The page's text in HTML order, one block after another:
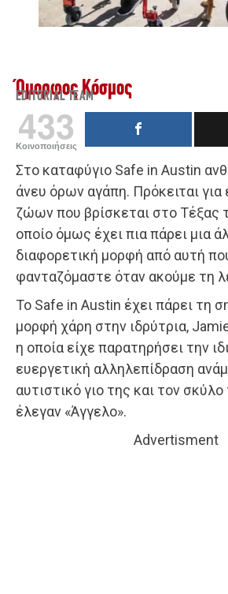
Όμορφος Κόσμος
EDITORIAL TEAM
433
Κοινοποιήσεις
Στο καταφύγιο Safe in Austin
άνευ όρων αγάπη. Πρόκειται για
ζώων που βρίσκεται στο Τέξας
οποίο όμως έχει πια πάρει μια
διαφορετική μορφή από αυτή
φανταζόμαστε όταν ακούμε τη
Το Safe in Austin έχει πάρει τη
μορφή χάρη στην ιδρύτρια,
η οποία είχε παρατηρήσει την
ευεργετική αλληλεπίδραση
αυτιστικό γιο της και τον
έλεγαν «Άγγελο».
Advertisment